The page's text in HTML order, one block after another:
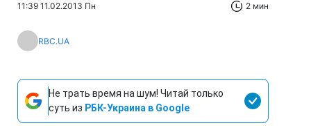
11:39 11.02.2013 Пн 2 мин
RBC.UA
Не трать время на шум! Читай только
суть из РБК-Украина в Google